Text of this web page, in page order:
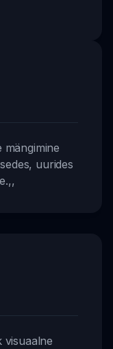
uurides
,,
visuaalne